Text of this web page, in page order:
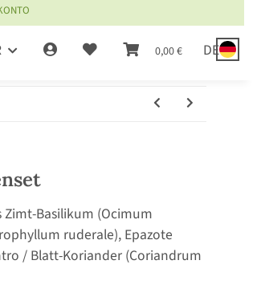
0,00 € DE
Zimt-Basilikum (Ocimum
ruderale), Epazote
/ Blatt-Koriander (Coriandrum